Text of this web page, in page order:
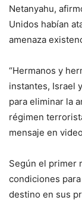
Netanyahu,
Unidos habían
amenaza
“Hermanos y
instantes, Israel
para eliminar la
régimen
mensaje en
Según el primer
condiciones
destino en sus